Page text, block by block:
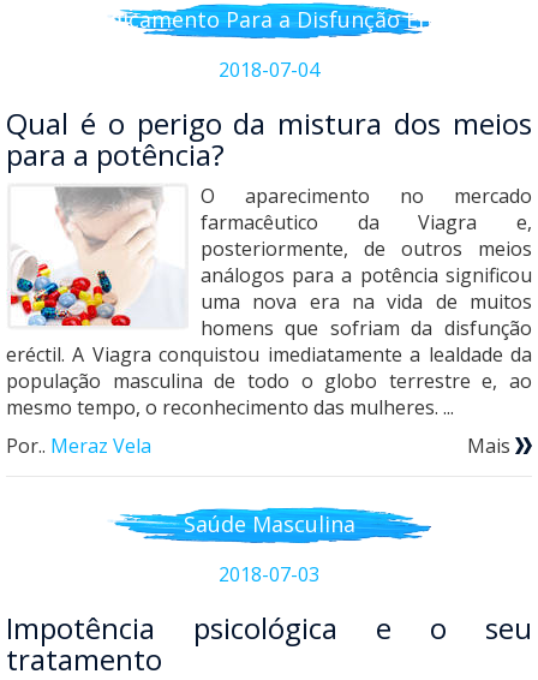
Medicamento Para a Disfunção Erétil
2018-07-04
Qual é o perigo da mistura dos meios
para a potência?
O aparecimento no mercado
farmacêutico da Viagra e,
posteriormente, de outros meios
análogos para a potência significou
uma nova era na vida de muitos
homens que sofriam da disfunção
eréctil. A Viagra conquistou imediatamente a lealdade da
população masculina de todo o globo terrestre e, ao
mesmo tempo, o reconhecimento das mulheres. ...
Por.. Meraz Vela Mais
Saúde Masculina
2018-07-03
Impotência psicológica e o seu
tratamento